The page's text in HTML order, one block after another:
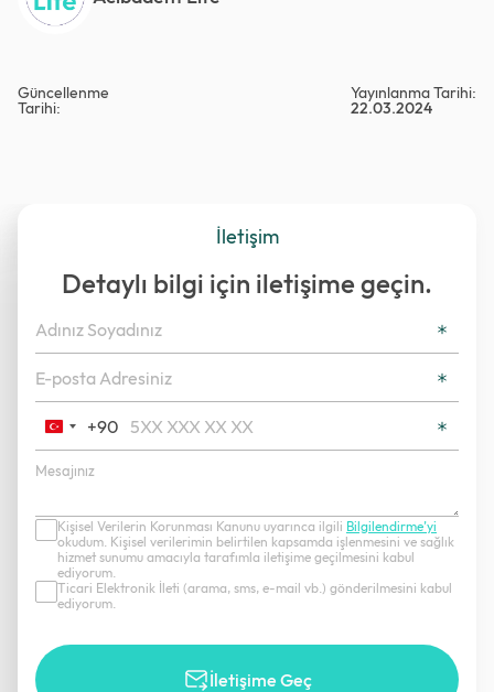
Güncellenme
Tarihi:
Yayınlanma Tarihi:
22.03.2024
İletişim
Detaylı bilgi için iletişime geçin.
Turkey
+90
+90
Kişisel Verilerin Korunması Kanunu uyarınca ilgili Bilgilendirme’yi
okudum. Kişisel verilerimin belirtilen kapsamda işlenmesini ve sağlık
hizmet sunumu amacıyla tarafımla iletişime geçilmesini kabul
ediyorum.
Ticari Elektronik İleti (arama, sms, e-mail vb.) gönderilmesini kabul
ediyorum.
İletişime Geç